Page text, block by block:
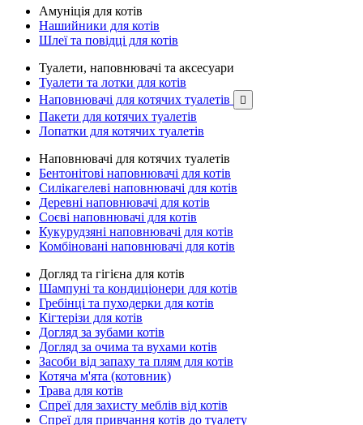
Амуніція для котів
Нашийники для котів
Шлеї та повідці для котів
Туалети, наповнювачі та аксесуари
Туалети та лотки для котів
Наповнювачі для котячих туалетів

Пакети для котячих туалетів
Лопатки для котячих туалетів
Наповнювачі для котячих туалетів
Бентонітові наповнювачі для котів
Силікагелеві наповнювачі для котів
Деревні наповнювачі для котів
Соєві наповнювачі для котів
Кукурудзяні наповнювачі для котів
Комбіновані наповнювачі для котів
Догляд та гігієна для котів
Шампуні та кондиціонери для котів
Гребінці та пуходерки для котів
Кігтерізи для котів
Догляд за зубами котів
Догляд за очима та вухами котів
Засоби від запаху та плям для котів
Котяча м'ята (котовник)
Трава для котів
Спреї для захисту меблів від котів
Спреї для привчання котів до туалету